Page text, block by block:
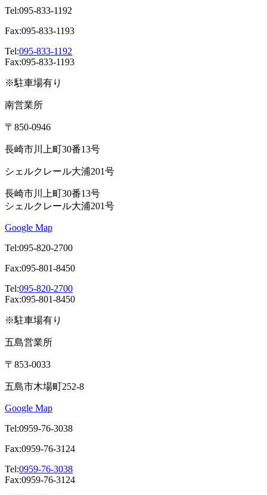
Tel:095-833-1192
Fax:095-833-1193
Tel:095-833-1192
Fax:095-833-1193
※駐車場有り
南営業所
〒850-0946
長崎市川上町30番13号
シェルクレール大浦201号
長崎市川上町30番13号
シェルクレール大浦201号
Google Map
Tel:095-820-2700
Fax:095-801-8450
Tel:095-820-2700
Fax:095-801-8450
※駐車場有り
五島営業所
〒853-0033
五島市木場町252-8
Google Map
Tel:0959-76-3038
Fax:0959-76-3124
Tel:0959-76-3038
Fax:0959-76-3124